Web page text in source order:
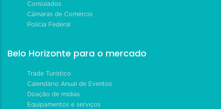
Consulados
Câmaras de Comércio
Polícia Federal
Belo Horizonte para o mercado
Trade Turístico
Calendário Anual de Eventos
Doação de mídias
Equipamentos e serviços